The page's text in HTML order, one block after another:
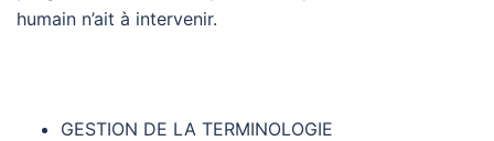
humain n’ait à intervenir.
GESTION DE LA TERMINOLOGIE